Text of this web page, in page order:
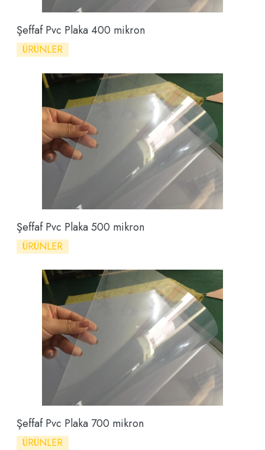
Şeffaf Pvc Plaka 400 mikron
ÜRÜNLER
Şeffaf Pvc Plaka 500 mikron
ÜRÜNLER
Şeffaf Pvc Plaka 700 mikron
ÜRÜNLER